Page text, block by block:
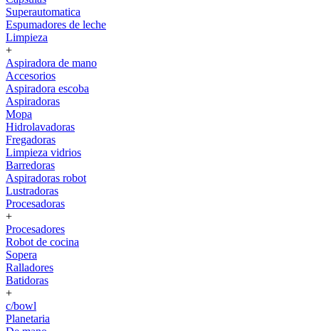
Superautomatica
Espumadores de leche
Limpieza
+
Aspiradora de mano
Accesorios
Aspiradora escoba
Aspiradoras
Mopa
Hidrolavadoras
Fregadoras
Limpieza vidrios
Barredoras
Aspiradoras robot
Lustradoras
Procesadoras
+
Procesadores
Robot de cocina
Sopera
Ralladores
Batidoras
+
c/bowl
Planetaria